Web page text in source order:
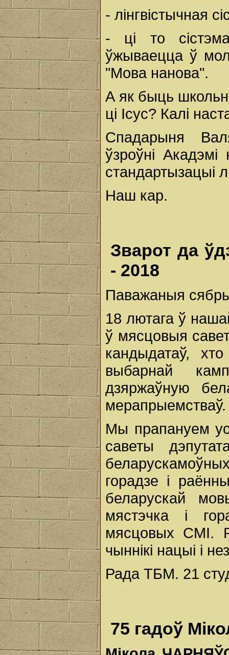
- лінгвістычная
- ці то
ўжываецца ў
"Мова нанова".
А як быць
ці Ісус? Калі
Спадарыня
ўзроўні
стандартызацыі
Наш кар.
Зварот да
- 2018
Паважаныя
18 лютага ў
ў мясцовыя
кандыдатаў,
выбарнай
дзяржаўную
мерапрыемстваў.
Мы прапануем
саветы
горадзе і
беларускай
мястэчка і
мясцовых СМІ.
чыннікі нацыі і
Рада ТБМ. 21
75 гадоў